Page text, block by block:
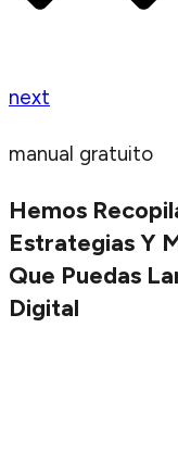
next
manual gratuito
Hemos
Estrategias Y
Que Puedas
Digital